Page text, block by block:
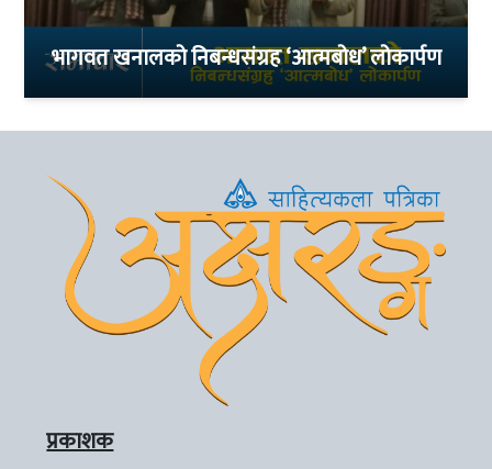
भागवत खनालको निबन्धसंग्रह ‘आत्मबोध’ लोकार्पण
प्रकाशक